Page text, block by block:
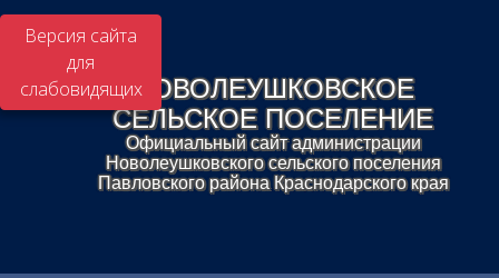
Версия сайта
для
слабовидящихНОВОЛЕУШКОВСКОЕ
СЕЛЬСКОЕ ПОСЕЛЕНИЕ
Официальный сайт администрации
Новолеушковского сельского поселения
Павловского района Краснодарского края